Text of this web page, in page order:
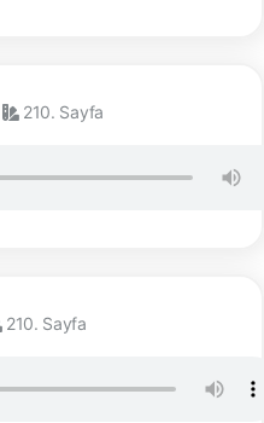
210. Sayfa
210. Sayfa